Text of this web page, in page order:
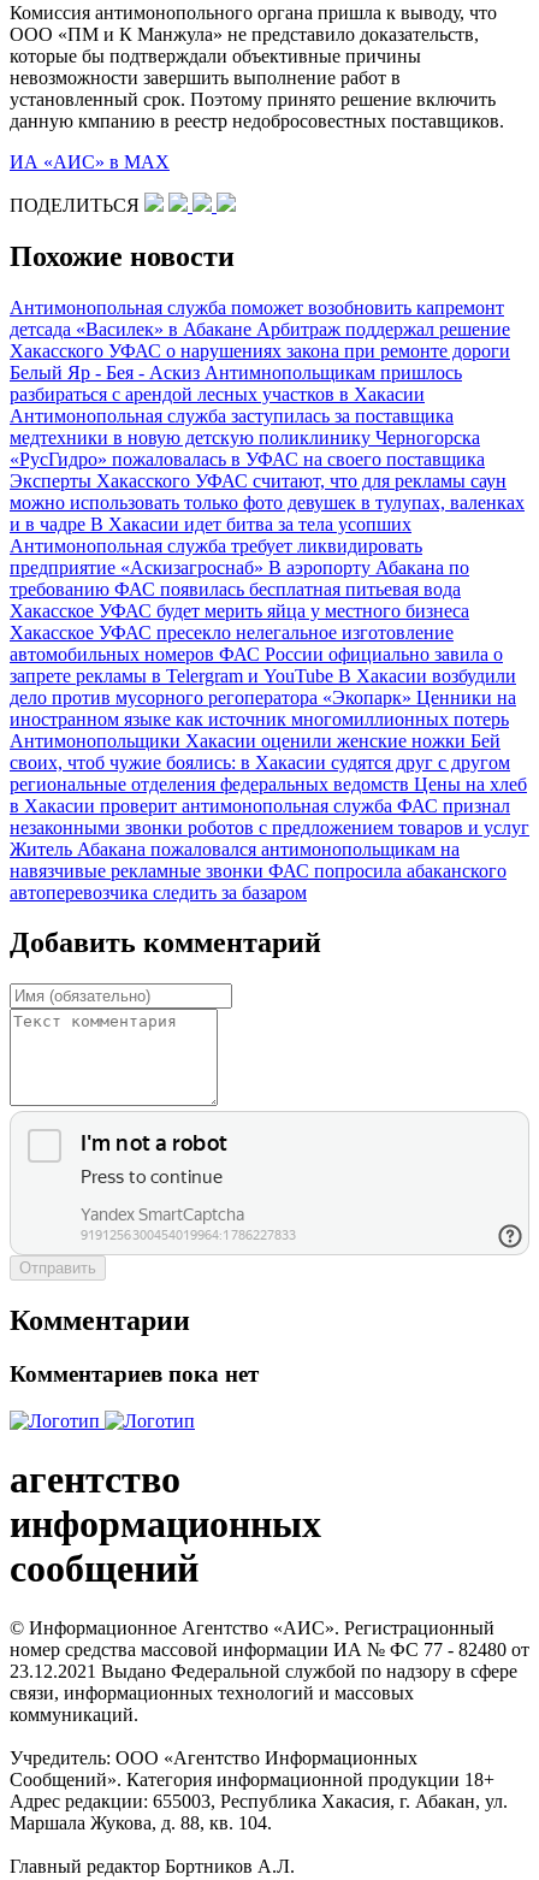
Комиссия антимонопольного органа пришла к выводу, что
OОО «ПМ и К Манжула» не представило доказательств,
которые бы подтверждали объективные причины
невозможности завершить выполнение работ в
установленный срок. Поэтому принято решение включить
данную кмпанию в реестр недобросовестных поставщиков.
ИА «АИС» в МАХ
ПОДЕЛИТЬСЯ
Похожие новости
Антимонопольная служба поможет возобновить капремонт
детсада «Василек» в Абакане Арбитраж поддержал решение
Хакасского УФАС о нарушениях закона при ремонте дороги
Белый Яр - Бея - Аскиз Антимнопольщикам пришлось
разбираться с арендой лесных участков в Хакасии
Антимонопольная служба заступилась за поставщика
медтехники в новую детскую поликлинику Черногорска
«РусГидро» пожаловалась в УФАС на своего поставщика
Эксперты Хакасского УФАС считают, что для рекламы саун
можно использовать только фото девушек в тулупах, валенках
и в чадре В Хакасии идет битва за тела усопших
Антимонопольная служба требует ликвидировать
предприятие «Аскизагроснаб» В аэропорту Абакана по
требованию ФАС появилась бесплатная питьевая вода
Хакасское УФАС будет мерить яйца у местного бизнеса
Хакасское УФАС пресекло нелегальное изготовление
автомобильных номеров ФАС России официально завила о
запрете рекламы в Telеrgram и YouTube В Хакасии возбудили
дело против мусорного регоператора «Экопарк» Ценники на
иностранном языке как источник многомиллионных потерь
Антимонопольщики Хакасии оценили женские ножки Бей
своих, чтоб чужие боялись: в Хакасии судятся друг с другом
региональные отделения федеральных ведомств Цены на хлеб
в Хакасии проверит антимонопольная служба ФАС признал
незаконными звонки роботов с предложением товаров и услуг
Житель Абакана пожаловался антимонопольщикам на
навязчивые рекламные звонки ФАС попросила абаканского
автоперевозчика следить за базаром
Добавить комментарий
Отправить
Комментарии
Комментариев пока нет
агентство
информационных
сообщений
© Информационное Агентство «АИС». Регистрационный
номер средства массовой информации ИА № ФС 77 - 82480 от
23.12.2021 Выдано Федеральной службой по надзору в сфере
связи, информационных технологий и массовых
коммуникаций.
Учредитель: ООО «Агентство Информационных
Сообщений». Категория информационной продукции 18+
Адрес редакции: 655003, Республика Хакасия, г. Абакан, ул.
Маршала Жукова, д. 88, кв. 104.
Главный редактор Бортников А.Л.